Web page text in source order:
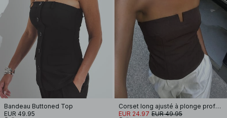
Bandeau Buttoned Top
EUR 49.95
Corset long ajusté à plonge profonde
EUR 24.97 EUR 49.95